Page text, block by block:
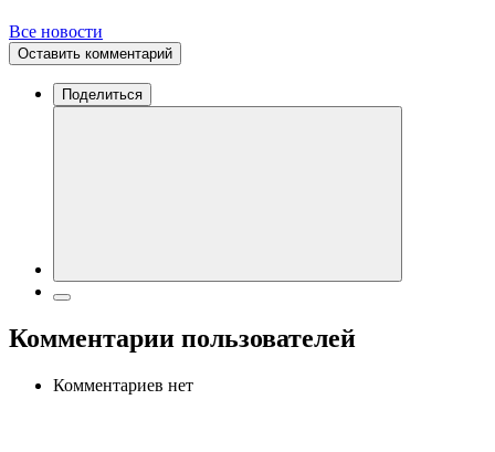
Все новости
Оставить комментарий
Поделиться
Комментарии пользователей
Комментариев нет